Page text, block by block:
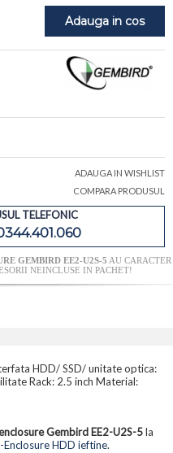
Adauga in cos
ADAUGA IN WISHLIST
COMPARA PRODUSUL
TELEFONIC
GEMBIRD EE2-U2S-5 AU CARACTER
NEINCLUSE IN PACHET!
HDD/ SSD/ unitate optica:
Rack: 2.5 inch Material:
Gembird EE2-U2S-5la
Enclosure HDD ieftine.